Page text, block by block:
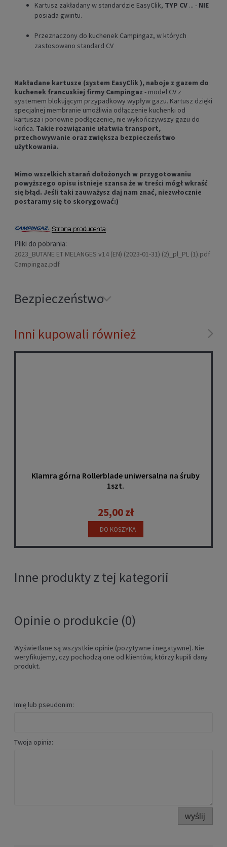
Kartusz zakładany w standardzie EasyClik, TYP CV ... - NIE
posiada gwintu.
Przeznaczony do kuchenek Campingaz, w których
zastosowano standard CV
Nakładane kartusze (system EasyClik ), naboje z gazem do
kuchenek francuskiej firmy Campingaz - model CV z
systemem blokującym przypadkowy wypływ gazu. Kartusz dzięki
specjalnej membranie umożliwia odłączenie kuchenki od
kartusza i ponowne podłączenie, nie wykończywszy gazu do
końca. Takie rozwiązanie ułatwia transport,
przechowywanie oraz zwiększa bezpieczeństwo
użytkowania.
Mimo wszelkich starań dołożonych w przygotowaniu
powyższego opisu istnieje szansa że w treści mógł wkraść
się błąd. Jeśli taki zauważysz daj nam znać, niezwłocznie
postaramy się to skorygować:)
Pliki do pobrania:
2023_BUTANE ET MELANGES v14 (EN) (2023-01-31) (2)_pl_PL (1).pdf
Campingaz.pdf
Bezpieczeństwo
Inni kupowali również
Klamra górna Rollerblade uniwersalna na śruby
1szt.
25,00 zł
DO KOSZYKA
Inne produkty z tej kategorii
Opinie o produkcie (0)
Wyświetlane są wszystkie opinie (pozytywne i negatywne). Nie
weryfikujemy, czy pochodzą one od klientów, którzy kupili dany
produkt.
Imię lub pseudonim:
Twoja opinia:
wyślij